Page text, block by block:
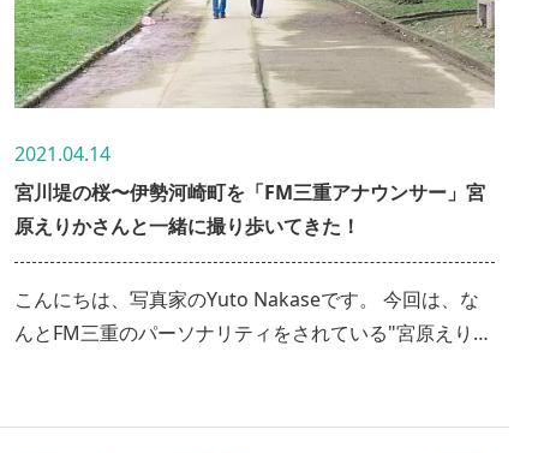
2021.04.14
宮川堤の桜〜伊勢河崎町を「FM三重アナウンサー」宮
原えりかさんと一緒に撮り歩いてきた！
こんにちは、写真家のYuto Nakaseです。 今回は、な
んとFM三重のパーソナリティをされている"宮原えり
ます。